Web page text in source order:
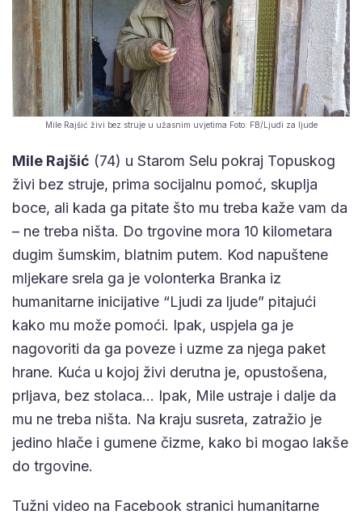
Mile Rajšić živi bez struje u užasnim uvjetima Foto: FB/Ljudi za ljude
Mile Rajšić (74) u Starom Selu pokraj Topuskog
živi bez struje, prima socijalnu pomoć, skuplja
boce, ali kada ga pitate što mu treba kaže vam da
– ne treba ništa. Do trgovine mora 10 kilometara
dugim šumskim, blatnim putem. Kod napuštene
mljekare srela ga je volonterka Branka iz
humanitarne inicijative “Ljudi za ljude” pitajući
kako mu može pomoći. Ipak, uspjela ga je
nagovoriti da ga poveze i uzme za njega paket
hrane. Kuća u kojoj živi derutna je, opustošena,
prljava, bez stolaca… Ipak, Mile ustraje i dalje da
mu ne treba ništa. Na kraju susreta, zatražio je
jedino hlače i gumene čizme, kako bi mogao lakše
do trgovine.
Tužni video na Facebook stranici humanitarne